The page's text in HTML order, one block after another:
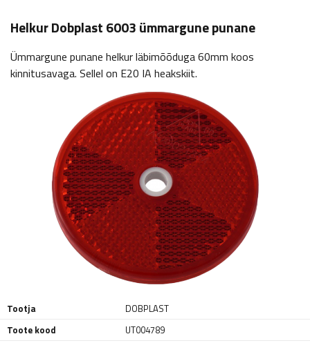
Helkur Dobplast 6003 ümmargune punane
Ümmargune punane helkur läbimõõduga 60mm koos
kinnitusavaga. Sellel on E20 IA heakskiit.
Tootja
DOBPLAST
Toote kood
UT004789